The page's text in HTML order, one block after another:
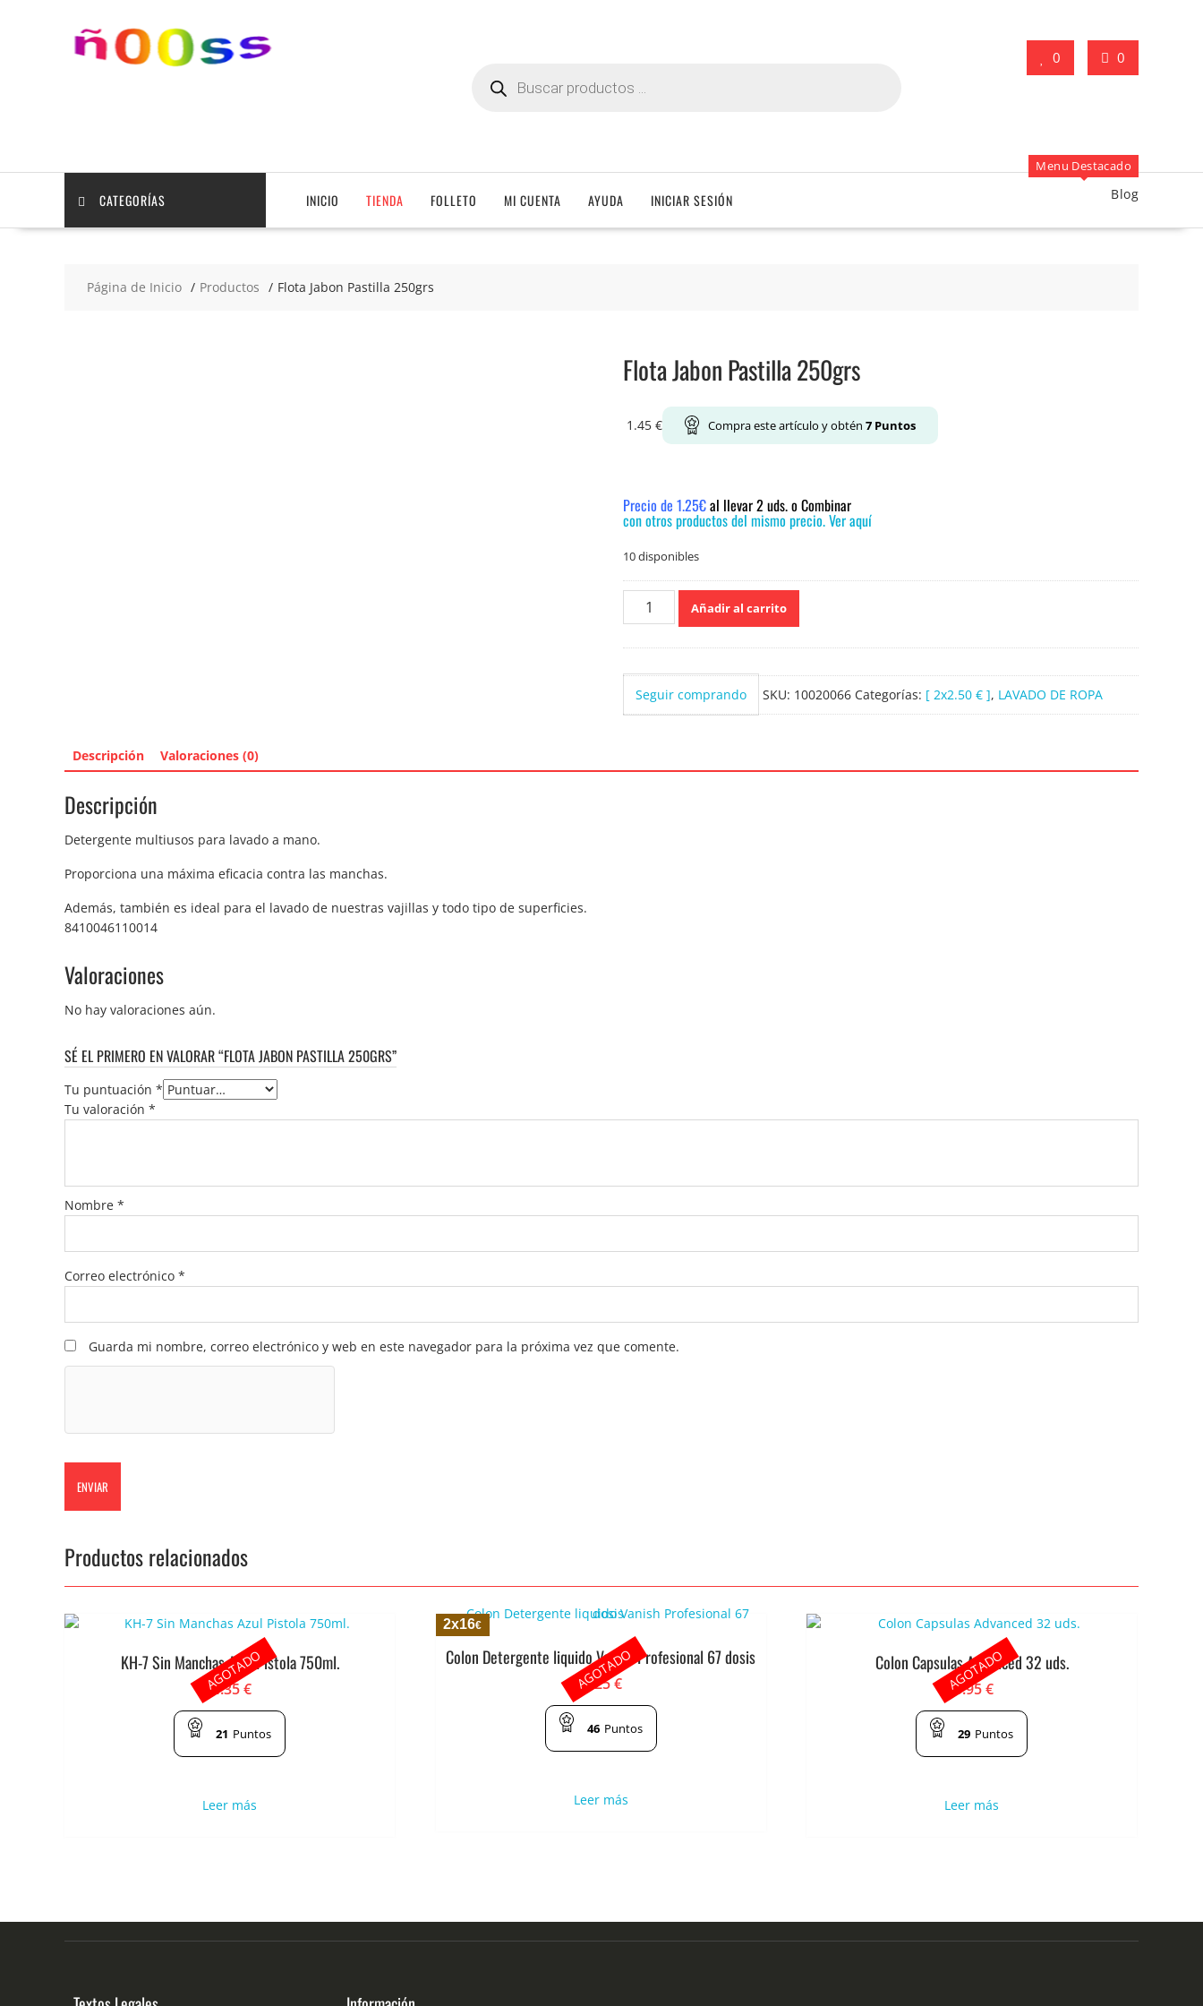
0 0
productos
CATEGORÍAS INICIO TIENDA FOLLETO MI CUENTA AYUDA INICIAR SESIÓN
Menu Destacado
Blog
Página de Inicio Productos Flota Jabon Pastilla 250grs
Flota Jabon Pastilla 250grs
1.45 € Compra este artículo y obtén 7 Puntos
Precio de 1.25€al llevar 2 uds. o Combinar
con otros productos del mismo precio. Ver aquí
10 disponibles
Flota
cantidad
Añadir al carrito
Seguir comprando SKU: 10020066 Categorías: [ 2x2.50 € ], LAVADO DE ROPA
Descripción Valoraciones (0)
Descripción
Detergente multiusos para lavado a mano.
Proporciona una máxima eficacia contra las manchas.
Además, también es ideal para el lavado de nuestras vajillas y todo tipo de superficies.
8410046110014
Valoraciones
No hay valoraciones aún.
SÉ EL PRIMERO EN VALORAR “FLOTA JABON PASTILLA 250GRS”
Tu puntuación *
Tu valoración *
Nombre *
Correo electrónico *
Guarda mi nombre, correo electrónico y web en este navegador para la próxima vez que comente.
Productos relacionados
KH-7 Sin Manchas Azul Pistola 750ml.
4.35€
21 Puntos
Leer más
AGOTADO
2x16€
Colon Detergente liquido Vanish Profesional 67 dosis
9.25€
46 Puntos
Leer más
AGOTADO Colon Capsulas Advanced 32 uds.
5.95€
29 Puntos
Leer más
AGOTADO